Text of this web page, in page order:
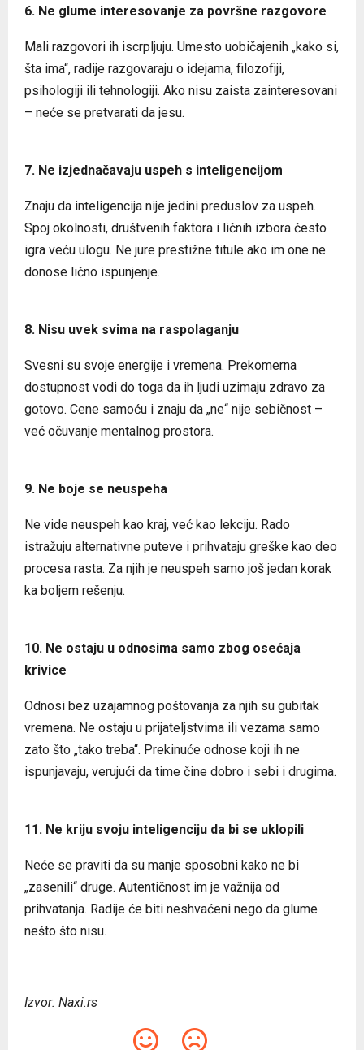
6. Ne glume interesovanje za površne razgovore
Mali razgovori ih iscrpljuju. Umesto uobičajenih „kako si,
šta ima“, radije razgovaraju o idejama, filozofiji,
psihologiji ili tehnologiji. Ako nisu zaista zainteresovani
– neće se pretvarati da jesu.
7. Ne izjednačavaju uspeh s inteligencijom
Znaju da inteligencija nije jedini preduslov za uspeh.
Spoj okolnosti, društvenih faktora i ličnih izbora često
igra veću ulogu. Ne jure prestižne titule ako im one ne
donose lično ispunjenje.
8. Nisu uvek svima na raspolaganju
Svesni su svoje energije i vremena. Prekomerna
dostupnost vodi do toga da ih ljudi uzimaju zdravo za
gotovo. Cene samoću i znaju da „ne“ nije sebičnost –
već očuvanje mentalnog prostora.
9. Ne boje se neuspeha
Ne vide neuspeh kao kraj, već kao lekciju. Rado
istražuju alternativne puteve i prihvataju greške kao deo
procesa rasta. Za njih je neuspeh samo još jedan korak
ka boljem rešenju.
10. Ne ostaju u odnosima samo zbog osećaja
krivice
Odnosi bez uzajamnog poštovanja za njih su gubitak
vremena. Ne ostaju u prijateljstvima ili vezama samo
zato što „tako treba“. Prekinuće odnose koji ih ne
ispunjavaju, verujući da time čine dobro i sebi i drugima.
11. Ne kriju svoju inteligenciju da bi se uklopili
Neće se praviti da su manje sposobni kako ne bi
„zasenili“ druge. Autentičnost im je važnija od
prihvatanja. Radije će biti neshvaćeni nego da glume
nešto što nisu.
Izvor: Naxi.rs